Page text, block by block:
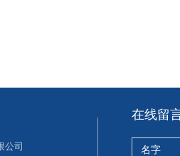
公司
在线留